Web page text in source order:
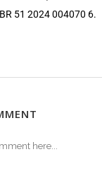
51 2024 004070 6.